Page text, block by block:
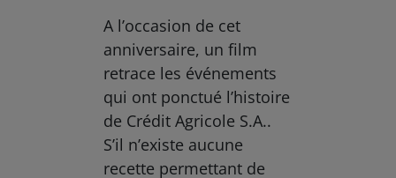
A l’occasion de cet
anniversaire, un film
retrace les événements
qui ont ponctué l’histoire
de Crédit Agricole S.A..
S’il n’existe aucune
recette permettant de